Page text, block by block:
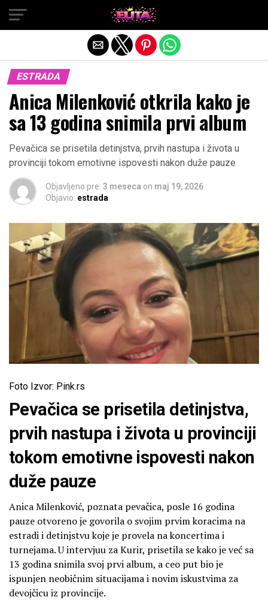
ESTRADA
Anica Milenković otkrila kako je
sa 13 godina snimila prvi album
Pevačica se prisetila detinjstva, prvih nastupa i života u
provinciji tokom emotivne ispovesti nakon duže pauze
Objavljeno pre: 3 meseca on maj 19, 2026
Objavio: estrada
Foto Izvor: Pink.rs
Pevačica se prisetila detinjstva,
prvih nastupa i života u provinciji
tokom emotivne ispovesti nakon
duže pauze
Anica Milenković, poznata pevačica, posle 16 godina
pauze otvoreno je govorila o svojim prvim koracima na
estradi i detinjstvu koje je provela na koncertima i
turnejama. U intervjuu za Kurir, prisetila se kako je već sa
13 godina snimila svoj prvi album, a ceo put bio je
ispunjen neobičnim situacijama i novim iskustvima za
devojčicu iz provincije.
Exit mobile version